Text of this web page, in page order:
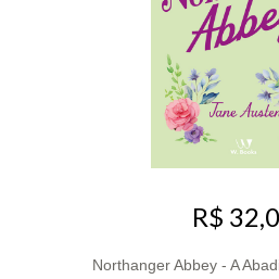
R$
Northanger Abbey - A